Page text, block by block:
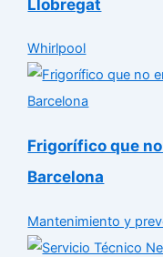
Llobregat
Whirlpool
Frigorífico que
Barcelona
Mantenimiento y